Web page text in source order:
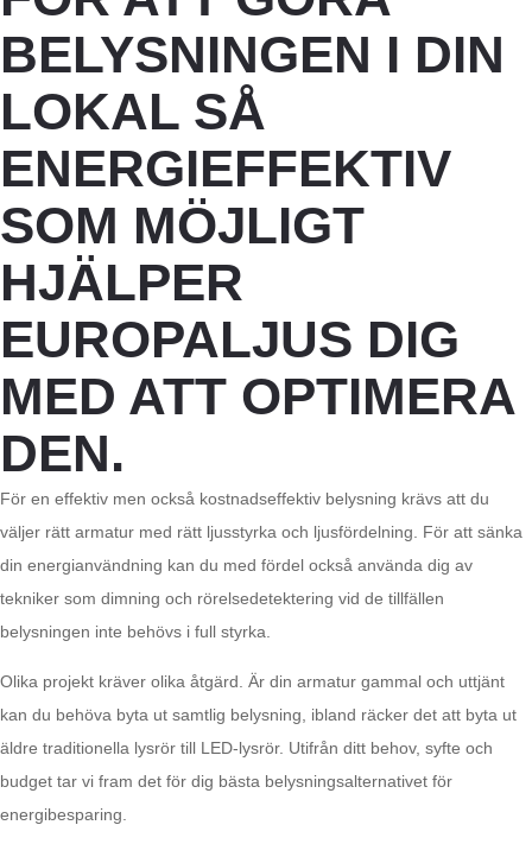
BELYSNINGEN I DIN
LOKAL SÅ
ENERGIEFFEKTIV
SOM MÖJLIGT
HJÄLPER
EUROPALJUS DIG
MED ATT OPTIMERA
DEN.
För en effektiv men också kostnadseffektiv belysning krävs att du
väljer rätt armatur med rätt ljusstyrka och ljusfördelning. För att sänka
din energianvändning kan du med fördel också använda dig av
tekniker som dimning och rörelsedetektering vid de tillfällen
belysningen inte behövs i full styrka.
Olika projekt kräver olika åtgärd. Är din armatur gammal och uttjänt
kan du behöva byta ut samtlig belysning, ibland räcker det att byta ut
äldre traditionella lysrör till LED-lysrör. Utifrån ditt behov, syfte och
budget tar vi fram det för dig bästa belysningsalternativet för
energibesparing.